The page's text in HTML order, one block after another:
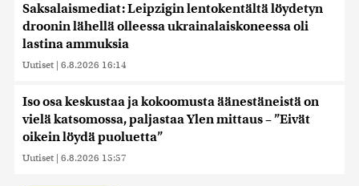
Saksalaismediat: Leipzigin lentokentältä löydetyn
droonin lähellä olleessa ukrainalaiskoneessa oli
lastina ammuksia
Uutiset | 6.8.2026 16:14
Iso osa keskustaa ja kokoomusta äänestäneistä on
vielä katsomossa, paljastaa Ylen mittaus – ”Eivät
oikein löydä puoluetta”
Uutiset | 6.8.2026 15:57